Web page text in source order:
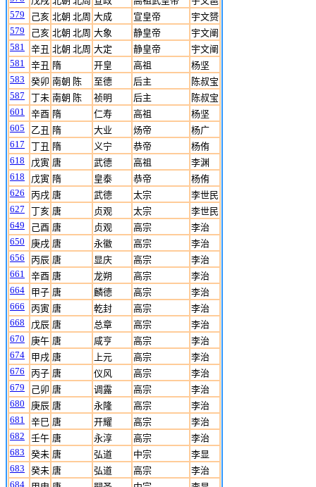
579
己亥 北朝 北周 大成 宣皇帝
宇文赟
579
己亥 北朝 北周 大象 静皇帝
宇文阐
581
辛丑 北朝 北周 大定 静皇帝
宇文阐
581
辛丑 隋 开皇 高祖
杨坚
583
癸卯 南朝 陈 至德 后主
陈叔宝
587
丁未 南朝 陈 祯明 后主
陈叔宝
601
辛酉 隋 仁寿 高祖
杨坚
605
乙丑 隋 大业 炀帝
杨广
617
丁丑 隋 义宁 恭帝
杨侑
618
戊寅 唐 武德 高祖
李渊
618
戊寅 隋 皇泰 恭帝
杨侑
626
丙戌 唐 武德 太宗
李世民
627
丁亥 唐 贞观 太宗
李世民
649
己酉 唐 贞观 高宗
李治
650
庚戌 唐 永徽 高宗
李治
656
丙辰 唐 显庆 高宗
李治
661
辛酉 唐 龙朔 高宗
李治
664
甲子 唐 麟德 高宗
李治
666
丙寅 唐 乾封 高宗
李治
668
戊辰 唐 总章 高宗
李治
670
庚午 唐 咸亨 高宗
李治
674
甲戌 唐 上元 高宗
李治
676
丙子 唐 仪风 高宗
李治
679
己卯 唐 调露 高宗
李治
680
庚辰 唐 永隆 高宗
李治
681
辛巳 唐 开耀 高宗
李治
682
壬午 唐 永淳 高宗
李治
683
癸未 唐 弘道 中宗
李显
683
癸未 唐 弘道 高宗
李治
684